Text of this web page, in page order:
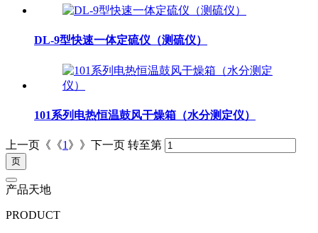
DL-9型快速一体定硫仪（测硫仪）
101系列电热恒温鼓风干燥箱（水分测定仪）
上一页《《1 》》下一页 转至第
产品天地
PRODUCT